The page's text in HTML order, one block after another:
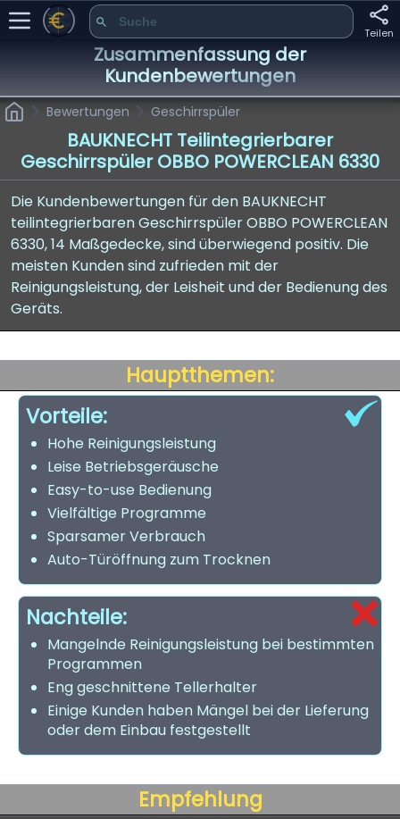
Teilen
Zusammenfassung der
Kundenbewertungen
Bewertungen Geschirrspüler
BAUKNECHT Teilintegrierbarer
Geschirrspüler OBBO POWERCLEAN 6330
Die Kundenbewertungen für den BAUKNECHT
teilintegrierbaren Geschirrspüler OBBO POWERCLEAN
6330, 14 Maßgedecke, sind überwiegend positiv. Die
meisten Kunden sind zufrieden mit der
Reinigungsleistung, der Leisheit und der Bedienung des
Geräts.
Hauptthemen:
Vorteile:
Hohe Reinigungsleistung
Leise Betriebsgeräusche
Easy-to-use Bedienung
Vielfältige Programme
Sparsamer Verbrauch
Auto-Türöffnung zum Trocknen
Nachteile:
Mangelnde Reinigungsleistung bei bestimmten
Programmen
Eng geschnittene Tellerhalter
Einige Kunden haben Mängel bei der Lieferung
oder dem Einbau festgestellt
Empfehlung